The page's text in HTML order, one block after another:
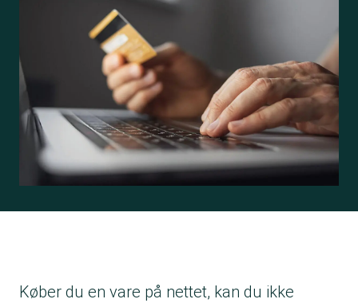
Køber du en vare på nettet, kan du ikke